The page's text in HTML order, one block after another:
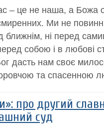
– це не наша, а Божа
Ми не
ближнім, ні перед
собою і в любові
дасть нам своє
та спасенною
про другий
суд